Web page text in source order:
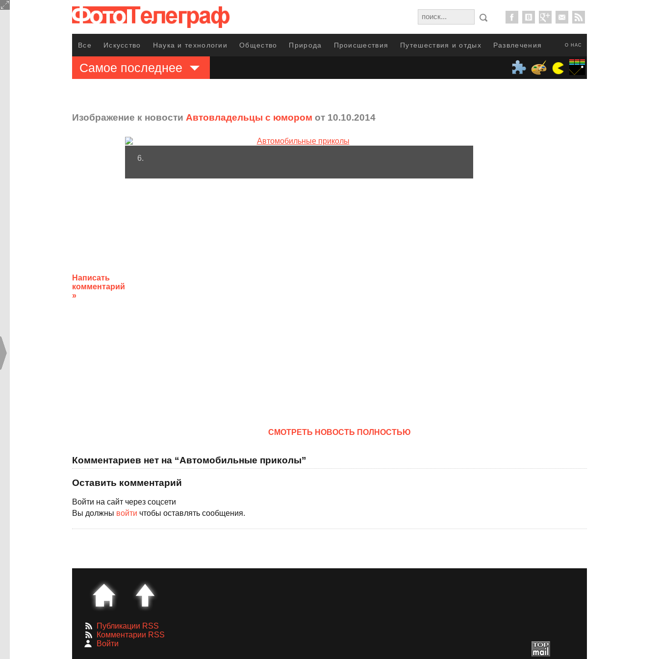
О НАС
Все Искусство Наука и технологии Общество Природа Происшествия Путешествия и отдых Развлечения
Самое последнее
Изображение к новости Автовладельцы с юмором от 10.10.2014
Написать
комментарий
»
6.
CМОТРЕТЬ НОВОСТЬ ПОЛНОСТЬЮ
Комментариев нет на “Автомобильные приколы”
Оставить комментарий
Войти на сайт через соцсети
Вы должны войти чтобы оставлять сообщения.
Публикации RSS
Комментарии RSS
Войти